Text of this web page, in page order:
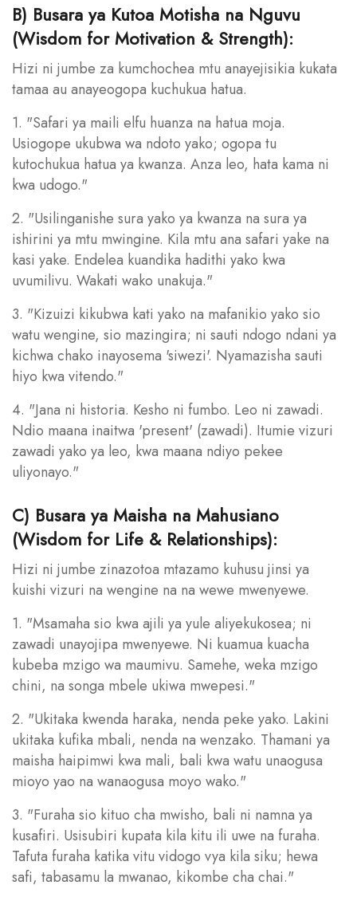
B) Busara ya Kutoa Motisha na Nguvu
(Wisdom for Motivation & Strength):
Hizi ni jumbe za kumchochea mtu anayejisikia kukata
tamaa au anayeogopa kuchukua hatua.
1. "Safari ya maili elfu huanza na hatua moja.
Usiogope ukubwa wa ndoto yako; ogopa tu
kutochukua hatua ya kwanza. Anza leo, hata kama ni
kwa udogo."
2. "Usilinganishe sura yako ya kwanza na sura ya
ishirini ya mtu mwingine. Kila mtu ana safari yake na
kasi yake. Endelea kuandika hadithi yako kwa
uvumilivu. Wakati wako unakuja."
3. "Kizuizi kikubwa kati yako na mafanikio yako sio
watu wengine, sio mazingira; ni sauti ndogo ndani ya
kichwa chako inayosema 'siwezi'. Nyamazisha sauti
hiyo kwa vitendo."
4. "Jana ni historia. Kesho ni fumbo. Leo ni zawadi.
Ndio maana inaitwa 'present' (zawadi). Itumie vizuri
zawadi yako ya leo, kwa maana ndiyo pekee
uliyonayo."
C) Busara ya Maisha na Mahusiano
(Wisdom for Life & Relationships):
Hizi ni jumbe zinazotoa mtazamo kuhusu jinsi ya
kuishi vizuri na wengine na na wewe mwenyewe.
1. "Msamaha sio kwa ajili ya yule aliyekukosea; ni
zawadi unayojipa mwenyewe. Ni kuamua kuacha
kubeba mzigo wa maumivu. Samehe, weka mzigo
chini, na songa mbele ukiwa mwepesi."
2. "Ukitaka kwenda haraka, nenda peke yako. Lakini
ukitaka kufika mbali, nenda na wenzako. Thamani ya
maisha haipimwi kwa mali, bali kwa watu unaogusa
mioyo yao na wanaogusa moyo wako."
3. "Furaha sio kituo cha mwisho, bali ni namna ya
kusafiri. Usisubiri kupata kila kitu ili uwe na furaha.
Tafuta furaha katika vitu vidogo vya kila siku; hewa
safi, tabasamu la mwanao, kikombe cha chai."